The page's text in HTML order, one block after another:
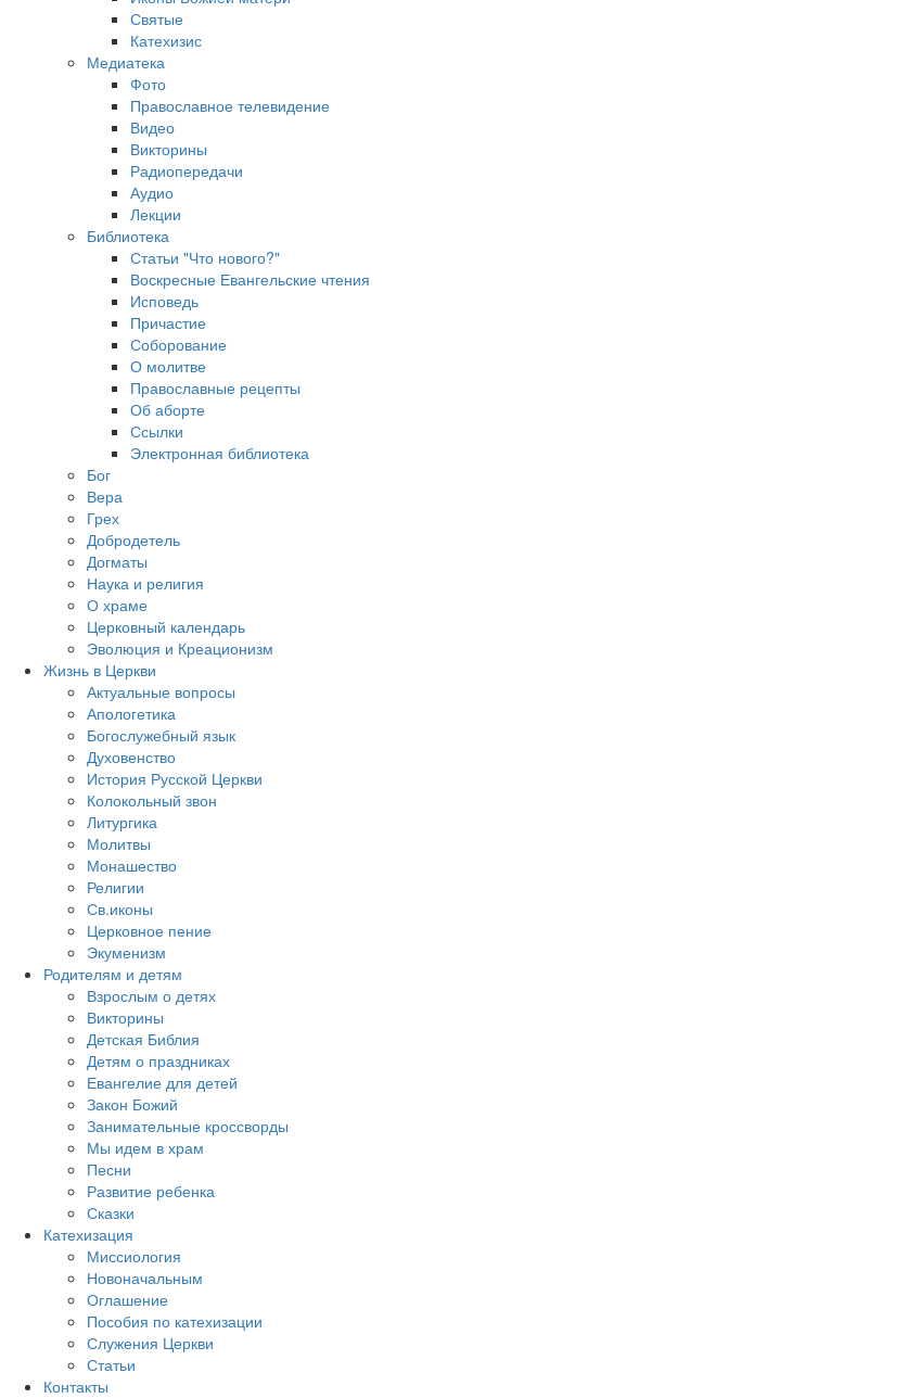
Святые
Катехизис
Медиатека
Фото
Православное телевидение
Видео
Викторины
Радиопередачи
Аудио
Лекции
Библиотека
Статьи "Что нового?"
Воскресные Евангельские чтения
Исповедь
Причастие
Соборование
О молитве
Православные рецепты
Об аборте
Ссылки
Электронная библиотека
Бог
Вера
Грех
Добродетель
Догматы
Наука и религия
О храме
Церковный календарь
Эволюция и Креационизм
Жизнь в Церкви
Актуальные вопросы
Апологетика
Богослужебный язык
Духовенство
История Русской Церкви
Колокольный звон
Литургика
Молитвы
Монашество
Религии
Св.иконы
Церковное пение
Экуменизм
Родителям и детям
Взрослым о детях
Викторины
Детская Библия
Детям о праздниках
Евангелие для детей
Закон Божий
Занимательные кроссворды
Мы идем в храм
Песни
Развитие ребенка
Сказки
Катехизация
Миссиология
Новоначальным
Оглашение
Пособия по катехизации
Служения Церкви
Статьи
Контакты